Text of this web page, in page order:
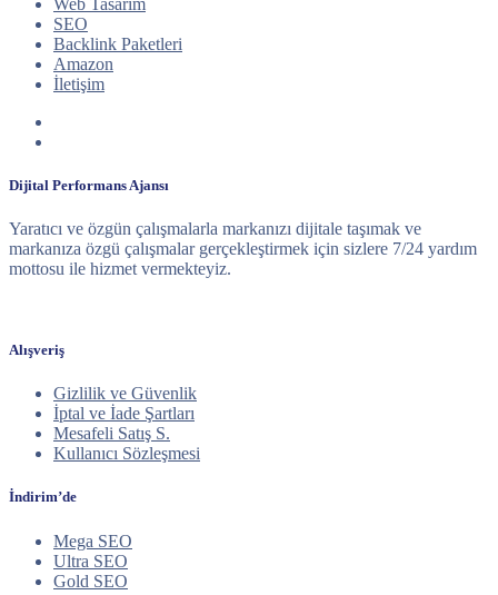
SEO
Backlink Paketleri
Amazon
İletişim
Dijital Performans Ajansı
Yaratıcı ve özgün çalışmalarla markanızı dijitale taşımak ve
markanıza özgü çalışmalar gerçekleştirmek için sizlere 7/24 yardım
mottosu ile hizmet vermekteyiz.
Alışveriş
Gizlilik ve Güvenlik
İptal ve İade Şartları
Mesafeli Satış S.
Kullanıcı Sözleşmesi
İndirim’de
Mega SEO
Ultra SEO
Gold SEO